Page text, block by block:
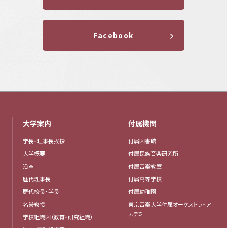
Facebook
大学案内
学長・理事長挨拶
大学概要
沿革
歴代理事長
歴代校長・学長
名誉教授
学校組織図（教育・研究組織）
付属機関
付属図書館
付属民族音楽研究所
付属音楽教室
付属高等学校
付属幼稚園
東京音楽大学付属オーケストラ・ア
カデミー